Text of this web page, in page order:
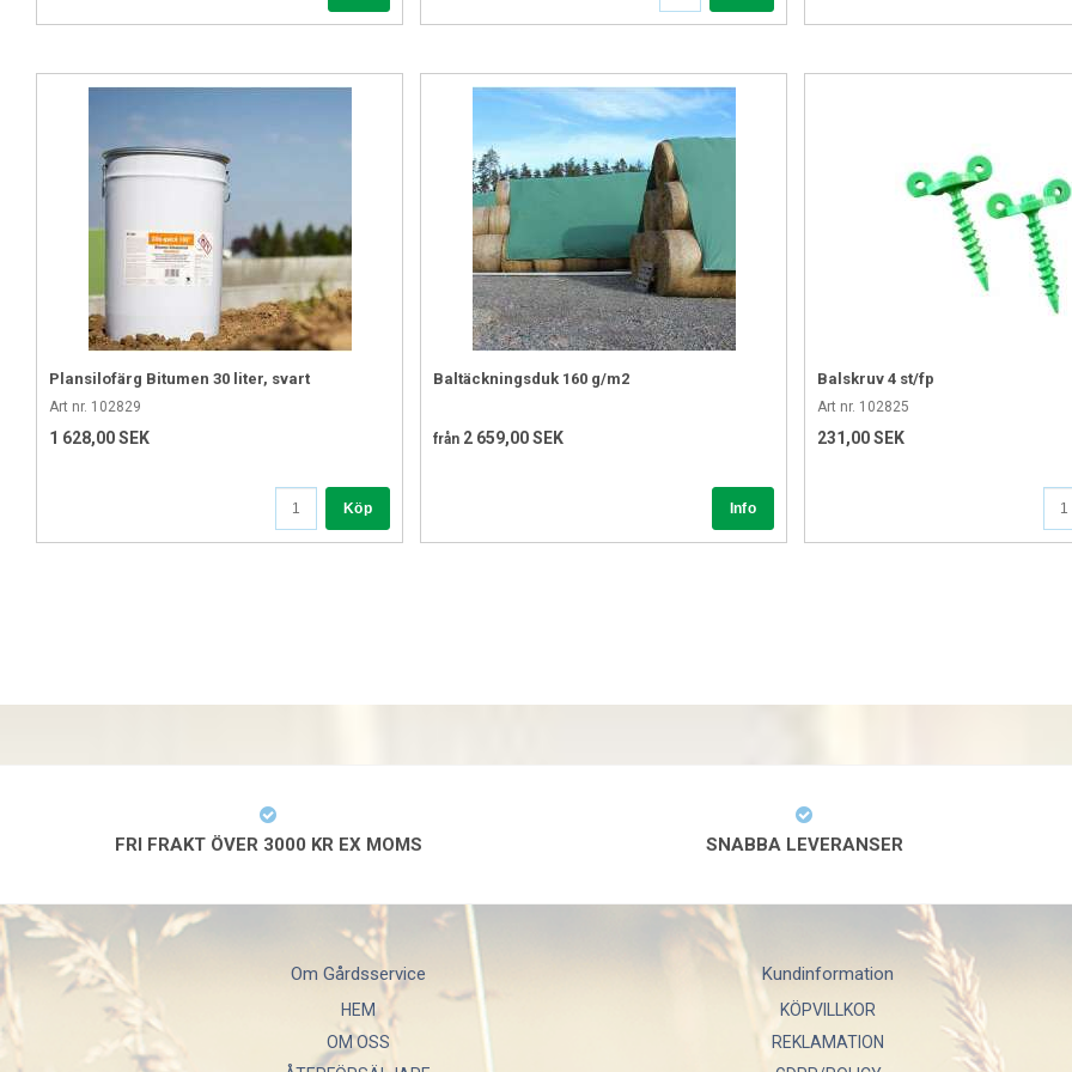
Plansilofärg Bitumen 30 liter, svart
Art nr. 102829
1 628,00 SEK
Köp
Baltäckningsduk 160 g/m2
från 2 659,00 SEK
Balskruv 4 st/fp
Art nr. 102825
231,00 SEK
FRI FRAKT ÖVER 3000 KR EX MOMS SNABBA LEVERANSER
Om Gårdsservice
HEM
OM OSS
Kundinformation
KÖPVILLKOR
REKLAMATION